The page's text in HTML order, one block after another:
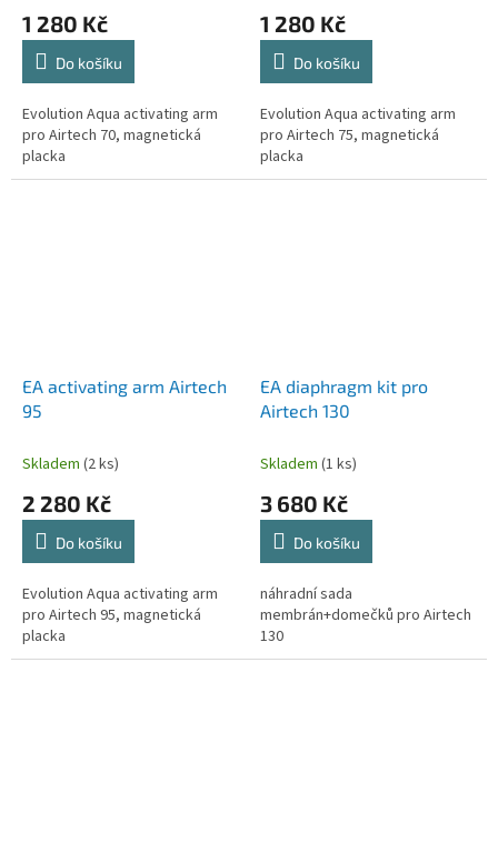
1 280 Kč
Do košíku
Evolution Aqua activating arm
pro Airtech 70, magnetická
placka
1 280 Kč
Do košíku
Evolution Aqua activating arm
pro Airtech 75, magnetická
placka
EA activating arm Airtech
95
Skladem (2 ks)
2 280 Kč
Do košíku
Evolution Aqua activating arm
pro Airtech 95, magnetická
placka
EA diaphragm kit pro
Airtech 130
Skladem (1 ks)
3 680 Kč
Do košíku
náhradní sada
membrán+domečků pro Airtech
130